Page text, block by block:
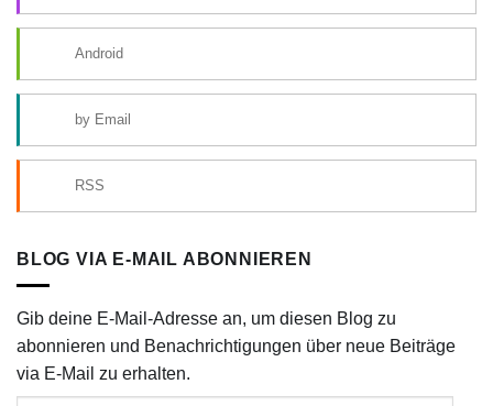
Android
by Email
RSS
BLOG VIA E-MAIL ABONNIEREN
Gib deine E-Mail-Adresse an, um diesen Blog zu
abonnieren und Benachrichtigungen über neue Beiträge
via E-Mail zu erhalten.